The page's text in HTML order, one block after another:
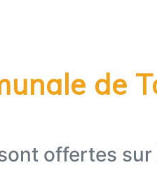
de
offertes sur